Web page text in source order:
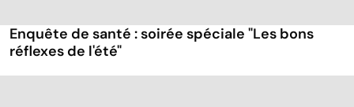
Enquête de santé : soirée spéciale "Les bons
réflexes de l'été"